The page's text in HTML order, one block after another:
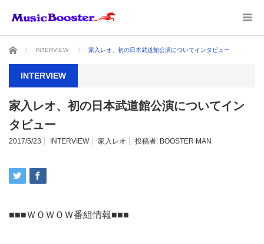
ホーム INTERVIEW 家入レオ、初の日本武道館公演についてインタビュー
INTERVIEW
家入レオ、初の日本武道館公演についてイン
タビュー
2017/5/23 INTERVIEW 家入レオ 投稿者: BOOSTER MAN
■■■ＷＯＷＯＷ番組情報■■■